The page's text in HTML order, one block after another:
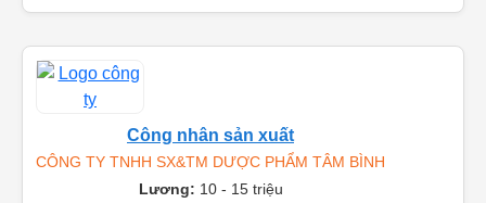
Hạn nộp:30/10/2025
Công nhân sản xuất
CÔNG TY TNHH SX&TM DƯỢC PHẨM TÂM BÌNH